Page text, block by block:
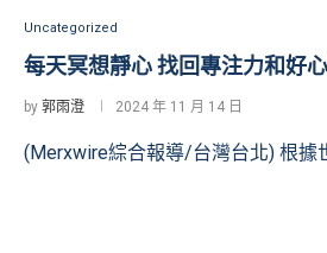
Uncategorized
每天冥想靜心 找回專注力和好
by 郭雨澄 2024 年 11 月 14 日
(Merxwire綜合報導/台灣台北) 根據